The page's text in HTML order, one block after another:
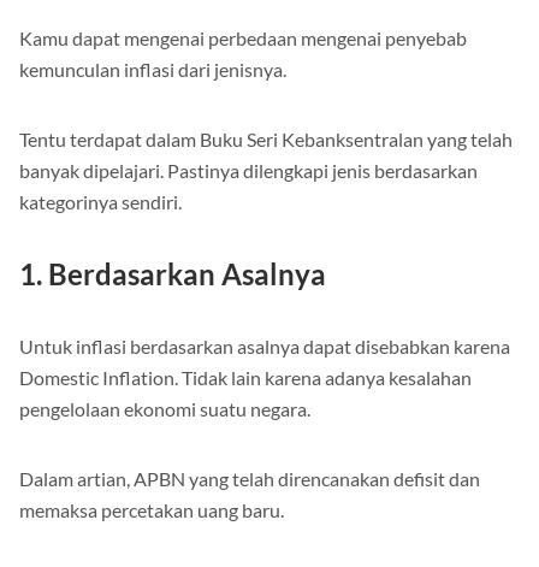
Kamu dapat mengenai perbedaan mengenai penyebab
kemunculan inflasi dari jenisnya.
Tentu terdapat dalam Buku Seri Kebanksentralan yang telah
banyak dipelajari. Pastinya dilengkapi jenis berdasarkan
kategorinya sendiri.
1. Berdasarkan Asalnya
Untuk inflasi berdasarkan asalnya dapat disebabkan karena
Domestic Inflation. Tidak lain karena adanya kesalahan
pengelolaan ekonomi suatu negara.
Dalam artian, APBN yang telah direncanakan defisit dan
memaksa percetakan uang baru.